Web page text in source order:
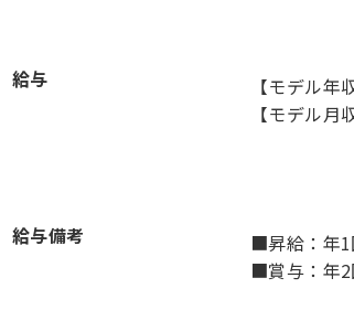
給与
【モデル
【モデル
給与備考
■昇給：年1
■賞与：年2